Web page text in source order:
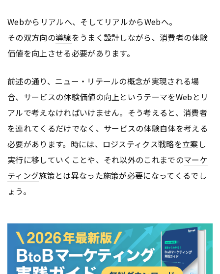
Webからリアルへ、そしてリアルからWebへ。
その双方向の導線をうまく設計しながら、消費者の体験
価値を向上させる必要があります。
前述の通り、ニュー・リテールの概念が実現される場
合、サービスの体験価値の向上というテーマをWebとリ
アルで考えなければいけません。そう考えると、消費者
を連れてくるだけでなく、サービスの体験自体を考える
必要があります。時には、ロジスティクス戦略を立案し
実行に移していくことや、それ以外のこれまでのマーケ
ティング施策とは異なった施策が必要になってくるでし
ょう。